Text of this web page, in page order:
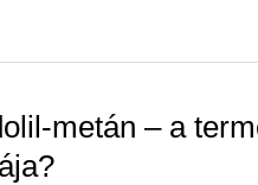
metán – a